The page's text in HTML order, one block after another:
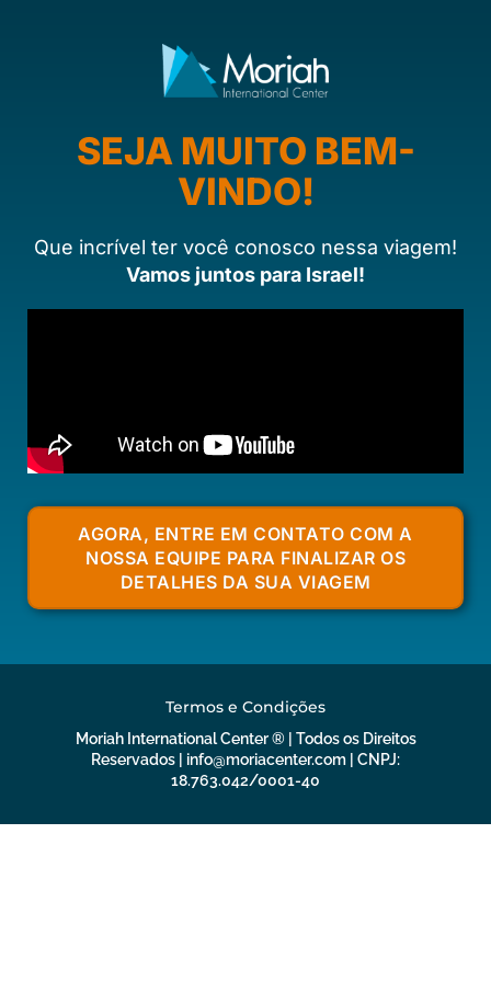
SEJA MUITO BEM-
VINDO!
Que incrível ter você conosco nessa viagem!
Vamos juntos para Israel!
AGORA, ENTRE EM CONTATO COM A
NOSSA EQUIPE PARA FINALIZAR OS
DETALHES DA SUA VIAGEM
Termos e Condições
Moriah International Center ® | Todos os Direitos
Reservados | info@moriacenter.com | CNPJ:
18.763.042/0001-40